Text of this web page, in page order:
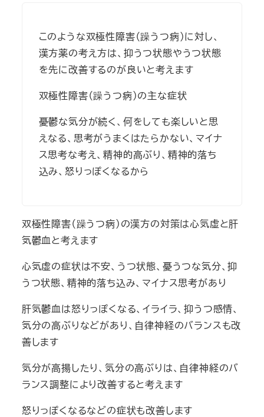
このような双極性障害（躁うつ病)に対し、
漢方薬の考え方は、抑うつ状態やうつ状態
を先に改善するのが良いと考えます
双極性障害（躁うつ病)の主な症状
憂鬱な気分が続く、何をしても楽しいと思
えなる、思考がうまくはたらかない、マイナ
ス思考な考え、精神的高ぶり、精神的落ち
込み、怒りっぽくなるから
双極性障害（躁うつ病)の漢方の対策は心気虚と肝
気鬱血と考えます
心気虚の症状は不安、うつ状態、憂うつな気分、抑
うつ状態、精神的落ち込み、マイナス思考があり
肝気鬱血は怒りっぽくなる、イライラ、抑うつ感情、
気分の高ぶりなどがあり、自律神経のバランスも改
善します
気分が高揚したり、気分の高ぶりは、自律神経のバ
ランス調整により改善すると考えます
怒りっぽくなるなどの症状も改善します